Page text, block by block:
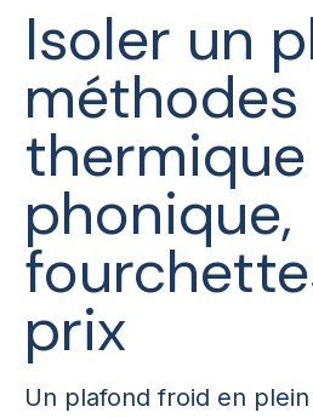
Isoler un
méthodes
phonique,
prix
Un plafond froid en